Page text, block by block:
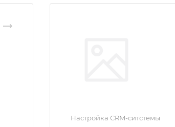
Настройка CRM-ситстемы